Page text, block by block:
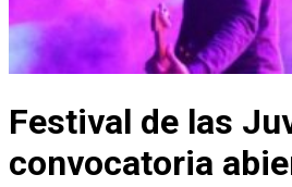
Festival de las
convocatoria